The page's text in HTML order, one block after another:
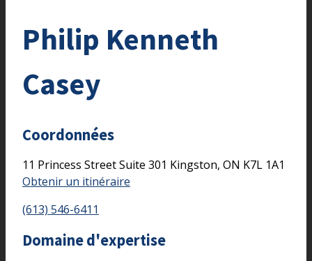
Philip Kenneth
Casey
Coordonnées
11 Princess StreetSuite 301 Kingston, ON K7L 1A1
Obtenir un itinéraire
(613) 546-6411
Domaine d'expertise